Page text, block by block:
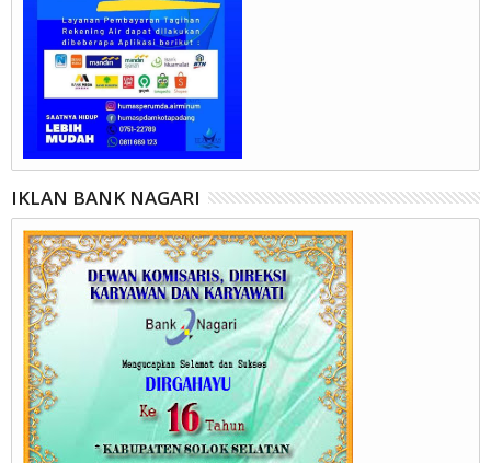
IKLAN BANK NAGARI